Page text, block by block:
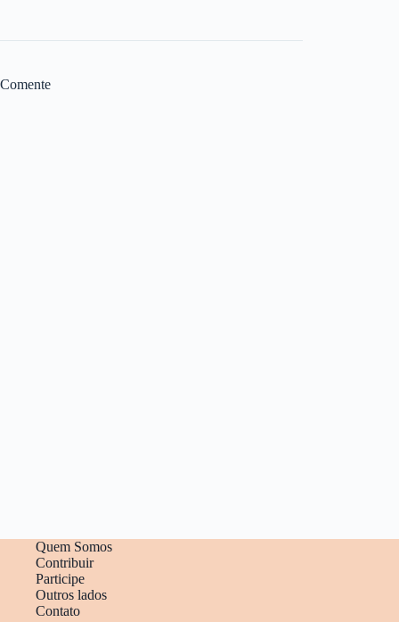
Comente
Quem Somos
Contribuir
Participe
Outros lados
Contato